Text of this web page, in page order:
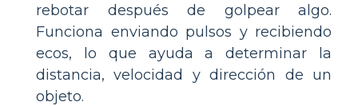
rebotar después de golpear algo.
Funciona enviando pulsos y recibiendo
ecos, lo que ayuda a determinar la
distancia, velocidad y dirección de un
objeto.